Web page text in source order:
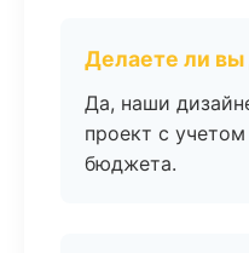
Делаете ли вы
Да, наши
проект с
бюджета.